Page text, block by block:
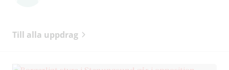
Till alla uppdrag